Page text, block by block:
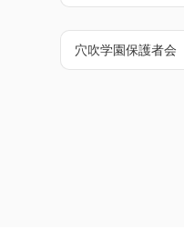
穴吹学園保護者会